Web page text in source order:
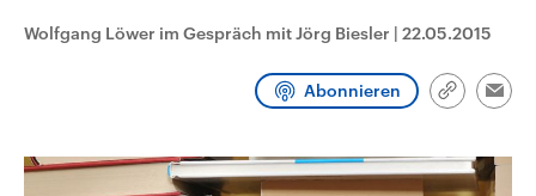
Wolfgang Löwer im Gespräch mit Jörg Biesler | 22.05.2015
Abonnieren
Link